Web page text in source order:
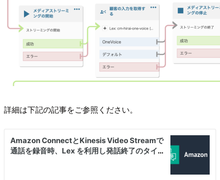
詳細は下記の記事をご参照ください。